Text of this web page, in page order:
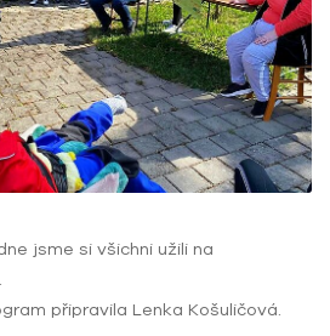
jsme si všichni užili na
připravila Lenka Košuličová.